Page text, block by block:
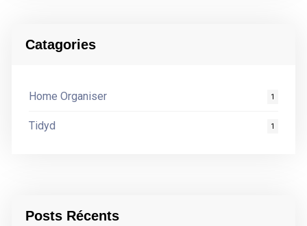
Catagories
Home Organiser 1
Tidyd 1
Posts Récents